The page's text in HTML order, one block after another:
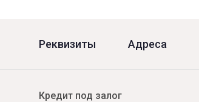
Реквизиты Адреса
Кредит под залог